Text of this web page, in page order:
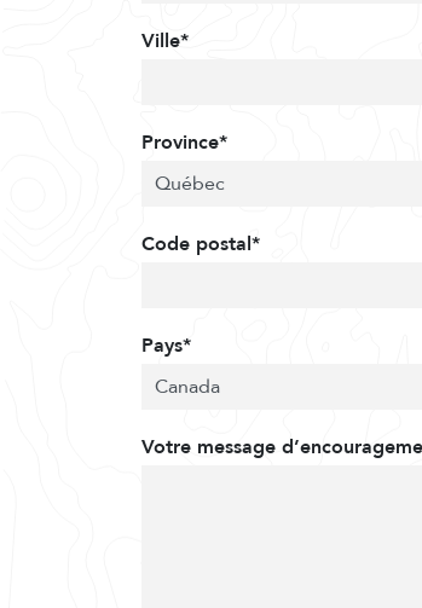
Ville*
Province*
Code postal*
Pays*
Votre message